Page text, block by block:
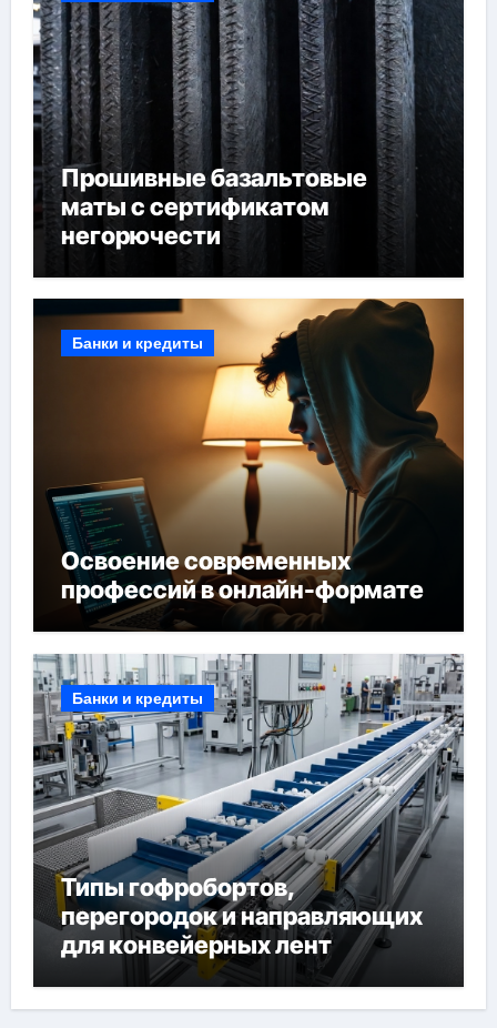
Прошивные базальтовые
маты с сертификатом
негорючести
Банки и кредиты
Освоение современных
профессий в онлайн-формате
Банки и кредиты
Типы гофробортов,
перегородок и направляющих
для конвейерных лент